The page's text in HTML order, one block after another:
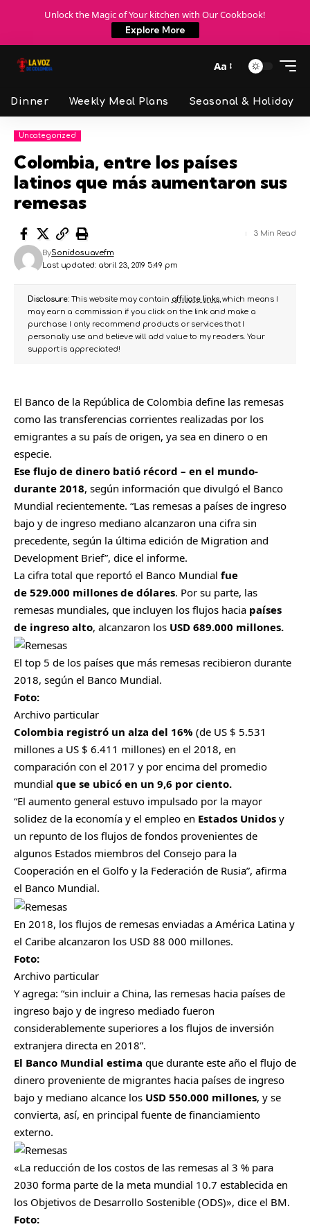
Unlock the Magic of Your kitchen with Our Cookbook!
Explore More
Aa
Dinner Weekly Meal Plans Seasonal & Holiday
Uncategorized
Colombia, entre los países
latinos que más aumentaron sus
remesas
Last updated: abril 23, 2019 5:49 pm
BySonidosuavefm
3 Min Read
Disclosure:This website may contain affiliate links, which means I
may earn a commission if you click on the link and make a
purchase. I only recommend products or services that I
personally use and believe will add value to my readers. Your
support is appreciated!
El Banco de la República de Colombia define las remesas
como las transferencias corrientes realizadas por los
emigrantes a su país de origen, ya sea en dinero o en
especie.
Ese flujo de dinero batió récord – en el mundo-
durante 2018, según información que divulgó el Banco
Mundial recientemente. “Las remesas a países de ingreso
bajo y de ingreso mediano alcanzaron una cifra sin
precedente, según la última edición de Migration and
Development Brief”, dice el informe.
La cifra total que reportó el Banco Mundial fue
de 529.000 millones de dólares. Por su parte, las
remesas mundiales, que incluyen los flujos hacia países
de ingreso alto, alcanzaron los USD 689.000 millones.
El top 5 de los países que más remesas recibieron durante
2018, según el Banco Mundial.
Foto:
Archivo particular
Colombia registró un alza del 16% (de US $ 5.531
millones a US $ 6.411 millones) en el 2018, en
comparación con el 2017 y por encima del promedio
mundial que se ubicó en un 9,6 por ciento.
“El aumento general estuvo impulsado por la mayor
solidez de la economía y el empleo en Estados Unidos y
un repunto de los flujos de fondos provenientes de
algunos Estados miembros del Consejo para la
Cooperación en el Golfo y la Federación de Rusia”, afirma
el Banco Mundial.
En 2018, los flujos de remesas enviadas a América Latina y
el Caribe alcanzaron los USD 88 000 millones.
Foto:
Archivo particular
Y agrega: “sin incluir a China, las remesas hacia países de
ingreso bajo y de ingreso mediado fueron
considerablemente superiores a los flujos de inversión
extranjera directa en 2018”.
El Banco Mundial estima que durante este año el flujo de
dinero proveniente de migrantes hacia países de ingreso
bajo y mediano alcance los USD 550.000 millones, y se
convierta, así, en principal fuente de financiamiento
externo.
«La reducción de los costos de las remesas al 3 % para
2030 forma parte de la meta mundial 10.7 establecida en
los Objetivos de Desarrollo Sostenible (ODS)», dice el BM.
Foto: